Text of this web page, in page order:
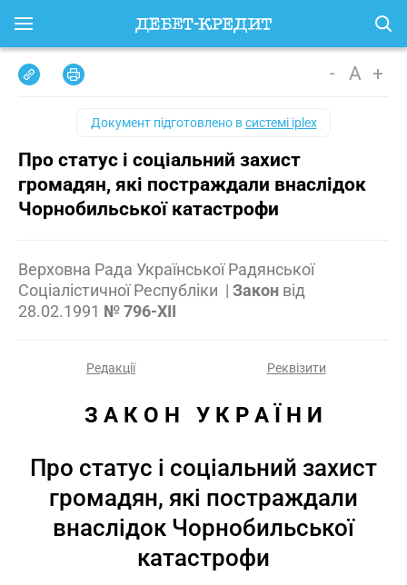
- A +
Документ підготовлено всистемі iplex
Про статус і соціальний захист
громадян, які постраждали внаслідок
Чорнобильської катастрофи
Верховна Рада Української Радянської
Соціалістичної Республіки | Закон від
28.02.1991 № 796-XII
Редакції Реквізити
З А К О Н   У К Р А Ї Н И
Про статус і соціальний захист
громадян, які постраждали
внаслідок Чорнобильської
катастрофи